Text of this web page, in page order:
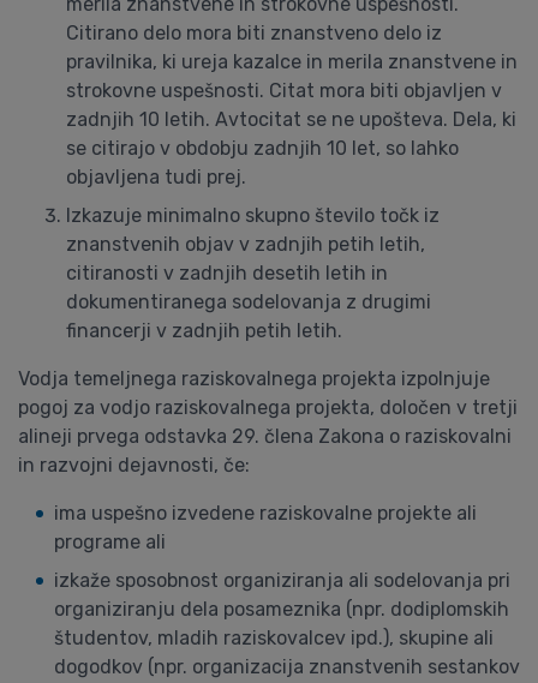
Citirano delo mora biti znanstveno delo iz
pravilnika, ki ureja kazalce in merila znanstvene in
strokovne uspešnosti. Citat mora biti objavljen v
zadnjih 10 letih. Avtocitat se ne upošteva. Dela, ki
se citirajo v obdobju zadnjih 10 let, so lahko
objavljena tudi prej.
Izkazuje minimalno skupno število točk iz
znanstvenih objav v zadnjih petih letih,
citiranosti v zadnjih desetih letih in
dokumentiranega sodelovanja z drugimi
financerji v zadnjih petih letih.
Vodja temeljnega raziskovalnega projekta izpolnjuje
pogoj za vodjo raziskovalnega projekta, določen v tretji
alineji prvega odstavka 29. člena Zakona o raziskovalni
in razvojni dejavnosti, če:
ima uspešno izvedene raziskovalne projekte ali
programe ali
izkaže sposobnost organiziranja ali sodelovanja pri
organiziranju dela posameznika (npr. dodiplomskih
študentov, mladih raziskovalcev ipd.), skupine ali
dogodkov (npr. organizacija znanstvenih sestankov